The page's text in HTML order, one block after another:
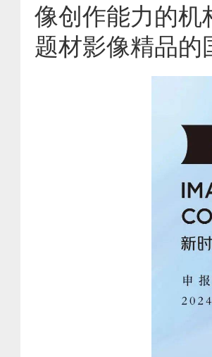
像创作能力的机
题材影像精品的